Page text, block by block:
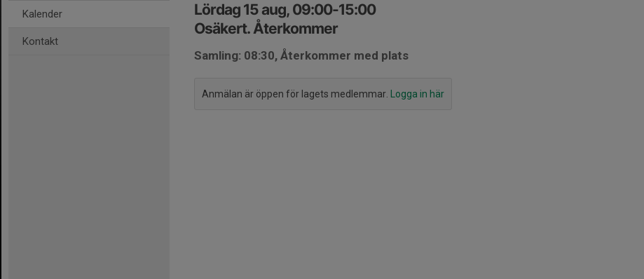
Kalender
Kontakt
Lördag 15 aug, 09:00-15:00
Osäkert. Återkommer
Samling: 08:30, Återkommer med plats
Anmälan är öppen för lagets medlemmar. Logga in här